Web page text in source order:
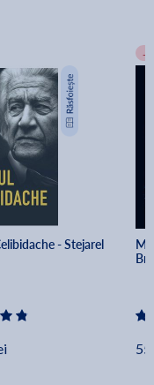
- Stejarel
-